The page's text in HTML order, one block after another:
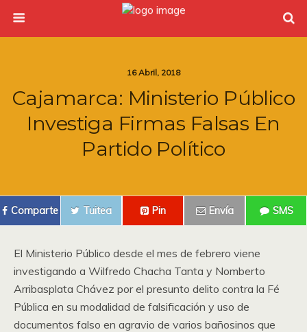
16 Abril, 2018
Cajamarca: Ministerio Público
Investiga Firmas Falsas En
Partido Político
Comparte Tuitea Pin Envía SMS
El Ministerio Público desde el mes de febrero viene
investigando a Wilfredo Chacha Tanta y Nomberto
Arribasplata Chávez por el presunto delito contra la Fé
Pública en su modalidad de falsificación y uso de
documentos falso en agravio de varios bañosinos que